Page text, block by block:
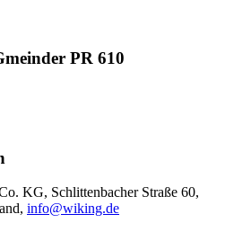
PR 610
KG, Schlittenbacher Straße 60,
info@wiking.de